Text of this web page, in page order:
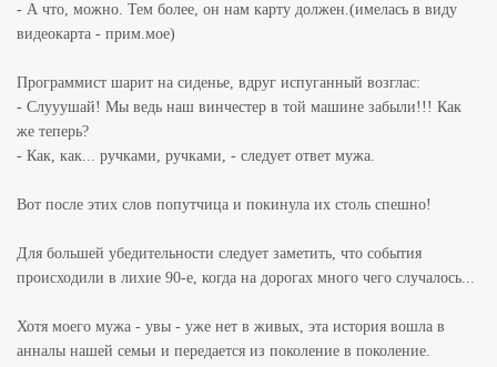
- А что, можно. Тем более, он нам карту должен.(имелась в виду
видеокарта - прим.мое)
Программист шарит на сиденье, вдруг испуганный возглас:
- Слууушай! Мы ведь наш винчестер в той машине забыли!!! Как
же теперь?
- Как, как... ручками, ручками, - следует ответ мужа.
Вот после этих слов попутчица и покинула их столь спешно!
Для большей убедительности следует заметить, что события
происходили в лихие 90-е, когда на дорогах много чего случалось...
Хотя моего мужа - увы - уже нет в живых, эта история вошла в
анналы нашей семьи и передается из поколение в поколение.